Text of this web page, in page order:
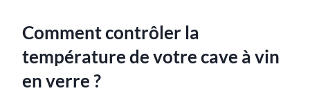
Comment contrôler la
température de votre cave à vin
en verre ?